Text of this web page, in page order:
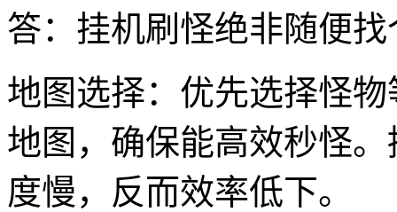
答：挂机刷怪绝非随便
地图选择：优先选择怪
地图，确保能高效秒怪
度慢，反而效率低下。